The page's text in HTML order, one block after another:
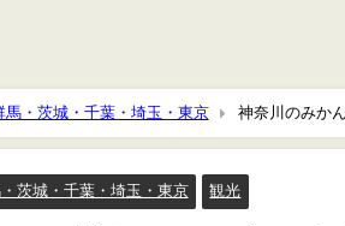
馬・茨城・千葉・埼玉・東京
神奈川のみか
茨城・千葉・埼玉・東京 観光